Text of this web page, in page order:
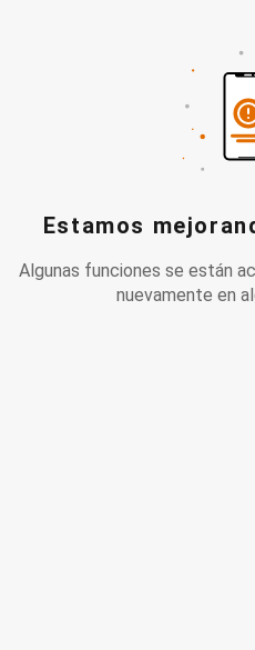
Estamos
Algunas funciones se están
nuevamente en